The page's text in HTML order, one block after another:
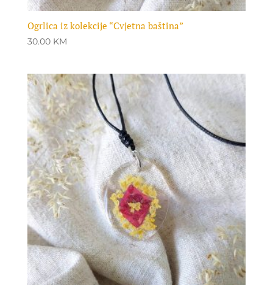
Ogrlica iz kolekcije “Cvjetna baština”
30.00 KM